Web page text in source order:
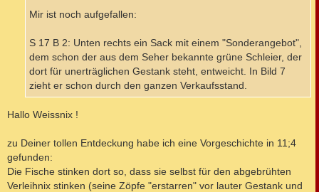
Mir ist noch aufgefallen:
S 17 B 2: Unten rechts ein Sack mit einem "Sonderangebot",
dem schon der aus dem Seher bekannte grüne Schleier, der
dort für unerträglichen Gestank steht, entweicht. In Bild 7
zieht er schon durch den ganzen Verkaufsstand.
Hallo Weissnix !
zu Deiner tollen Entdeckung habe ich eine Vorgeschichte in 11;4
gefunden:
Die Fische stinken dort so, dass sie selbst für den abgebrühten
Verleihnix stinken (seine Zöpfe "erstarren" vor lauter Gestank und